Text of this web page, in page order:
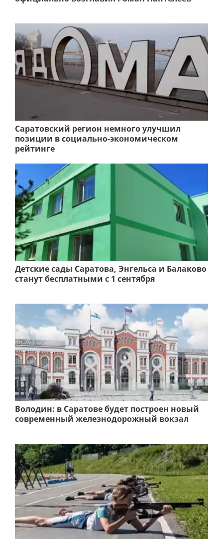
Саратовский регион немного улучшил
позиции в социально-экономическом
рейтинге
Детские сады Саратова, Энгельса и Балаково
станут бесплатными с 1 сентября
Володин: в Саратове будет построен новый
современный железнодорожный вокзал